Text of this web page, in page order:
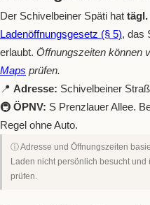
Der Schivelbeiner Späti hat tägl.
Ladenöffnungsgesetz (§ 5), das
erlaubt. Öffnungszeiten können
Maps prüfen.
📍 Adresse: Schivelbeiner
🚇 ÖPNV: S Prenzlauer Allee.
Regel ohne Auto.
ⓘ Adresse und Öffnungszeiten
Laden nicht persönlich besucht
prüfen.